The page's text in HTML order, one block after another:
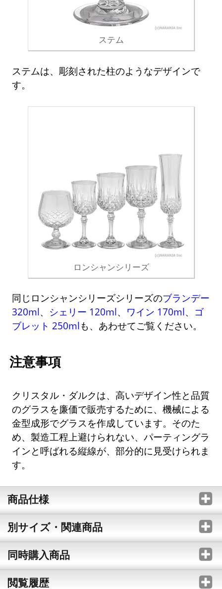
ステム
ステムは、彫刻された柱のようなデザインで
す。
ロンシャンシリーズ
同じロンシャンシリーズシリーズのブランデー
320ml、 シェリー 120ml、 ワイン 170ml、 ゴ
ブレット 250mlも、あわせてご覧ください。
注意事項
クリスタル・ダルクは、高いデザイン性と品質
のグラスを廉価で販売するために、機械による
金型成形でグラスを作成しています。そのた
め、製造工程上避けられない、パーティングラ
インと呼ばれる縦線が、部分的に見受けられま
す。
商品仕様
別サイズ・関連商品
同時購入商品
閲覧履歴